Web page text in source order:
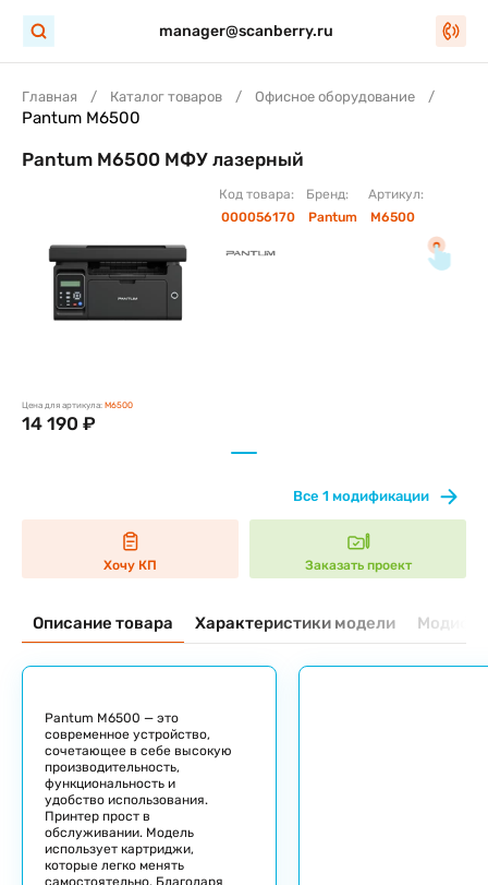
manager@scanberry.ru
Главная Каталог товаров Офисное оборудование
Pantum M6500
Pantum M6500 МФУ лазерный
Код товара:
000056170
Бренд:
Pantum
Артикул:
M6500
Цена для артикула: M6500
14 190 ₽
Все 1 модификации
Хочу КП Заказать проект
Описание товара Характеристики модели
Pantum M6500 — это
современное устройство,
сочетающее в себе высокую
производительность,
функциональность и
удобство использования.
Принтер прост в
обслуживании. Модель
использует картриджи,
которые легко менять
самостоятельно. Благодаря